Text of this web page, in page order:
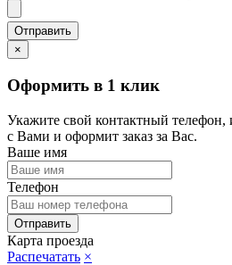
×
Оформить в 1 клик
Укажите свой контактный
с Вами и оформит заказ за Вас.
Ваше имя
Телефон
Карта проезда
Распечатать ×